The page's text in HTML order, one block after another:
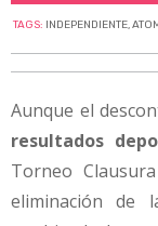
TAGS: INDEPENDIENTE,
Aunque el
resultados
Torneo
eliminación de